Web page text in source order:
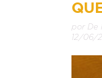
por De
12/06/